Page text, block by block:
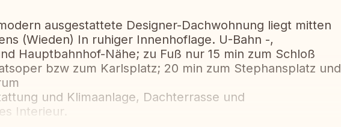
ausgestattete Designer-Dachwohnung liegt mitten
(Wieden) In ruhiger Innenhoflage. U-Bahn -,
Hauptbahnhof-Nähe; zu Fuß nur 15 min zum Schloß
bzw zum Karlsplatz; 20 min zum Stephansplatz und
und Klimaanlage, Dachterrasse und
Interieur.